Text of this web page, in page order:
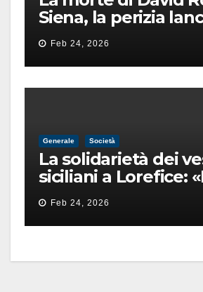
Siena, la perizia
pista di
finita male
Feb 24, 2026
Generale Società
La solidarietà dei
siciliani a Lorefice:
difeso il valore e la
dell’umanità»
Feb 24, 2026